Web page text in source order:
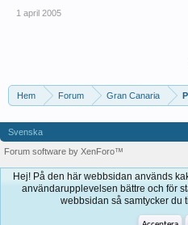
1 april 2005
Hem Forum Gran Canaria
Svenska
Forum software by XenForo™
Hej! På den här webbsidan används
användarupplevelsen bättre och för
webbsidan så samtycker du